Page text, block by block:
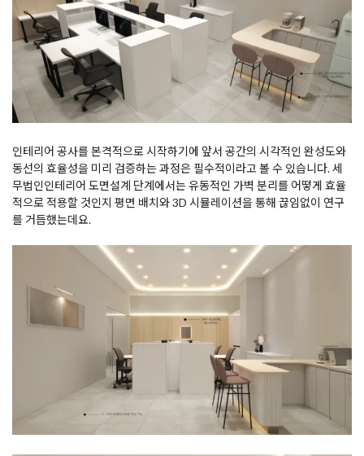
인테리어 공사를 본격적으로 시작하기에 앞서 공간의 시각적인 완성도와
동선의 효율성을 미리 검증하는 과정은 필수적이라고 볼 수 있습니다. 세
무법인인테리어 도면설계 단계에서는 유동적인 가벽 분리를 어떻게 효율
적으로 적용할 것인지 평면 배치와 3D 시뮬레이션을 통해 끊임없이 연구
를 거듭했는데요.